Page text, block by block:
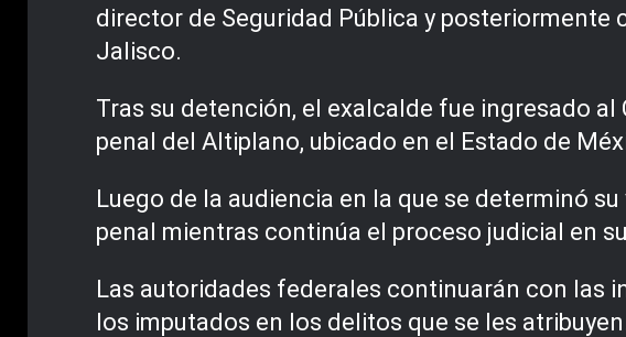
director de Seguridad Pública y posteriormente
Jalisco.
Tras su detención, el exalcalde fue ingresado
penal del Altiplano, ubicado en el Estado de
Luego de la audiencia en la que se determinó
penal mientras continúa el proceso judicial en
Las autoridades federales continuarán con las
los imputados en los delitos que se les